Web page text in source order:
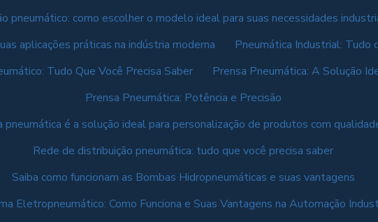
pneumático: como escolher o modelo ideal para suas necessidades
aplicações práticas na indústria moderna
Pneumática Industrial: Tudo
Tudo Que Você Precisa Saber
Prensa Pneumática: A Solução
Prensa Pneumática: Potência e Precisão
pneumática é a solução ideal para personalização de produtos com
Rede de distribuição pneumática: tudo que você precisa saber
Saiba como funcionam as Bombas Hidropneumáticas e suas vantagens
Eletropneumático: Como Funciona e Suas Vantagens na Automação